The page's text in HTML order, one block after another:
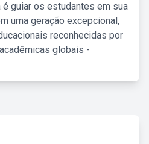
guiar os estudantes em sua
uma geração excepcional,
reconhecidas por
globais -